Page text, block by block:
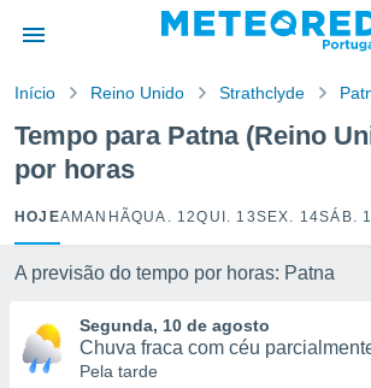
da
foi
para
fornecidas
a este
e
Início Reino Unido Strathclyde
Tempo para Patna (Reino
por horas
HOJEAMANHÃQUA. 12QUI. 13SEX. 14SÁB.
A previsão do tempo por horas: Patna
Segunda, 10 de agosto
Chuva fraca com céu
Pela tarde